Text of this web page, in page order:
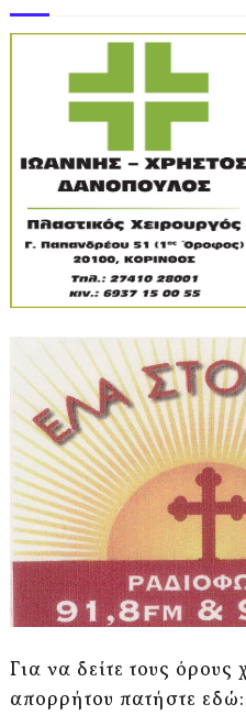
Για να δείτε τους
απορρήτου πατήστε εδώ: